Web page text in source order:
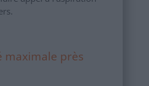
maximale près